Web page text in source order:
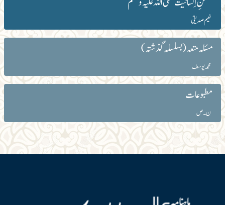
نعیم صدیقی
مسئلہ متعہ(بسلسلہ گذشتہ)
محمد یوسف
مطبوعات
ن۔ص